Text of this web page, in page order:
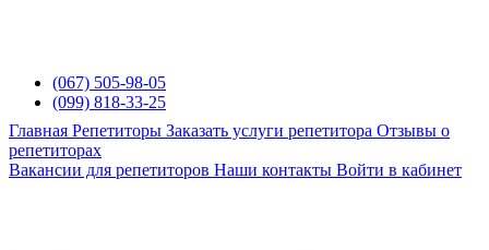
(067) 505-98-05
(099) 818-33-25
Главная Репетиторы Заказать услуги репетитора Отзывы о
репетиторах
Вакансии для репетиторов Наши контакты Войти в кабинет